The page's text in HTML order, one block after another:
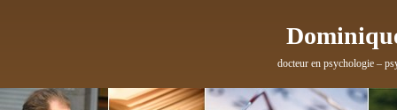
docteur en psychologie –